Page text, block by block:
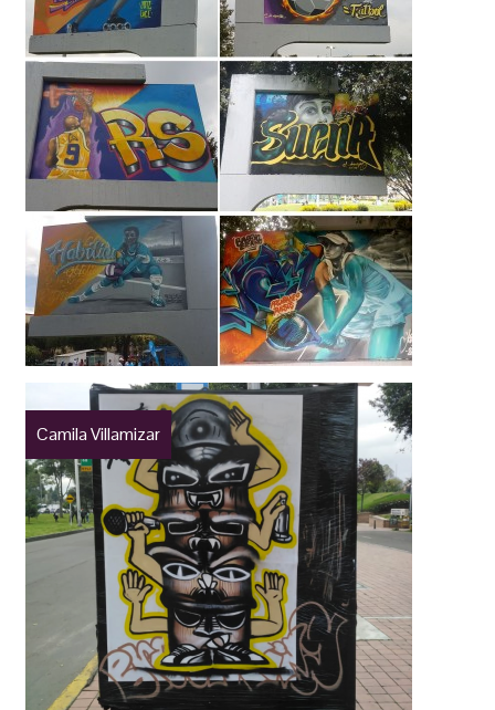
Camila Villamizar